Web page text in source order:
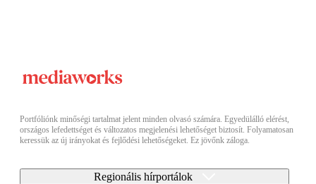
Portfóliónk minőségi tartalmat jelent minden olvasó számára. Egyedülálló elérést,
országos lefedettséget és változatos megjelenési lehetőséget biztosít. Folyamatosan
keressük az új irányokat és fejlődési lehetőségeket. Ez jövőnk záloga.
Regionális hírportálok